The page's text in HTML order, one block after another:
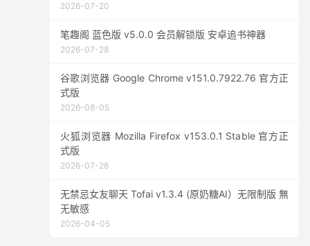
2026-07-20
笔趣阁 蓝色版 v5.0.0 会员解锁版 安卓追书神器
2026-07-28
谷歌浏览器 Google Chrome v151.0.7922.76 官方正
式版
2026-08-05
火狐浏览器 Mozilla Firefox v153.0.1 Stable 官方正
式版
2026-07-28
无禁忌女友聊天 Tofai v1.3.4 (原奶糖AI）无限制版 無
无敏感
2026-04-05